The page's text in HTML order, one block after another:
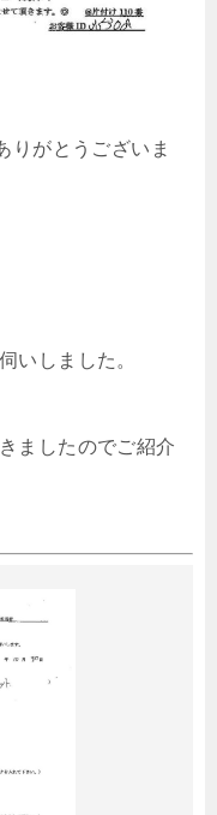
りがとうございま
いしました。
ましたのでご紹介